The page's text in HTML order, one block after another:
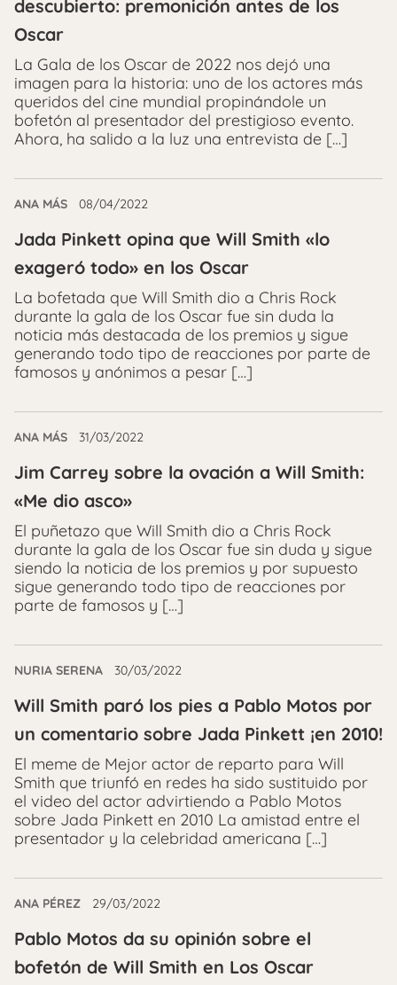
descubierto: premonición antes de los
Oscar
La Gala de los Oscar de 2022 nos dejó una
imagen para la historia: uno de los actores más
queridos del cine mundial propinándole un
bofetón al presentador del prestigioso evento.
Ahora, ha salido a la luz una entrevista de […]
ANA MÁS 08/04/2022
Jada Pinkett opina que Will Smith «lo
exageró todo» en los Oscar
La bofetada que Will Smith dio a Chris Rock
durante la gala de los Oscar fue sin duda la
noticia más destacada de los premios y sigue
generando todo tipo de reacciones por parte de
famosos y anónimos a pesar […]
ANA MÁS 31/03/2022
Jim Carrey sobre la ovación a Will Smith:
«Me dio asco»
El puñetazo que Will Smith dio a Chris Rock
durante la gala de los Oscar fue sin duda y sigue
siendo la noticia de los premios y por supuesto
sigue generando todo tipo de reacciones por
parte de famosos y […]
NURIA SERENA 30/03/2022
Will Smith paró los pies a Pablo Motos por
un comentario sobre Jada Pinkett ¡en 2010!
El meme de Mejor actor de reparto para Will
Smith que triunfó en redes ha sido sustituido por
el video del actor advirtiendo a Pablo Motos
sobre Jada Pinkett en 2010 La amistad entre el
presentador y la celebridad americana […]
ANA PÉREZ 29/03/2022
Pablo Motos da su opinión sobre el
bofetón de Will Smith en Los Oscar